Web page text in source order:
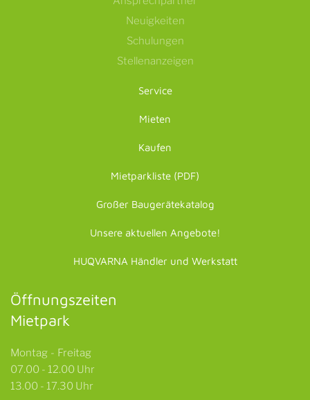
Neuigkeiten
Schulungen
Stellenanzeigen
Service
Mieten
Kaufen
Mietparkliste (PDF)
Großer Baugerätekatalog
Unsere aktuellen Angebote!
HUQVARNA Händler und Werkstatt
Öffnungszeiten
Mietpark
Montag - Freitag
07.00 - 12.00 Uhr
13.00 - 17.30 Uhr